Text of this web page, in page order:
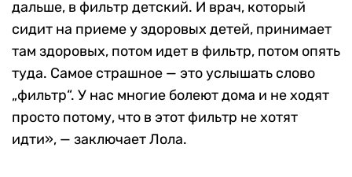
дальше, в фильтр детский. И врач, который
сидит на приеме у здоровых детей, принимает
там здоровых, потом идет в фильтр, потом опять
туда. Самое страшное — это услышать слово
„фильтр“. У нас многие болеют дома и не ходят
просто потому, что в этот фильтр не хотят
идти», — заключает Лола.